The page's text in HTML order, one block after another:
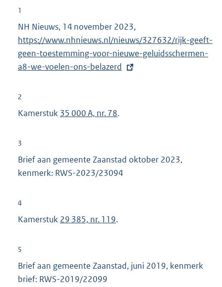
1
NH Nieuws, 14 november 2023,
x
t
k
https://www.nhnieuws.nl/nieuws/327632/rijk-geeft-
geen-toestemming-voor-nieuwe-geluidsschermen-
a8-we-voelen-ons-belazerd
2
Kamerstuk 35 000 A, nr. 78.
3
Brief aan gemeente Zaanstad oktober 2023,
kenmerk: RWS-2023/23094
4
Kamerstuk 29 385, nr. 119.
5
Brief aan gemeente Zaanstad, juni 2019, kenmerk
brief: RWS-2019/22099